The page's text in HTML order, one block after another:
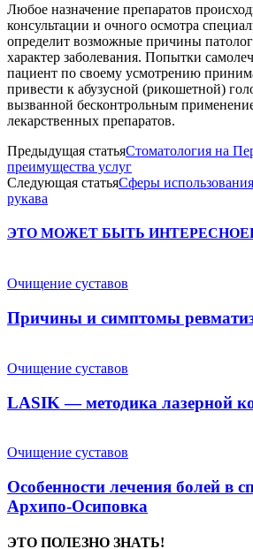
Любое назначение препаратов
консультации и очного осмотра
определит возможные причины
характер заболевания. Попытки
пациент по своему усмотрению
привести к абузусной (рикошетной)
вызванной бесконтрольным
лекарственных препаратов.
Предыдущая статьяСтоматология на
преимущества услуг
Следующая статьяСферы
рукава
ЭТО МОЖЕТ БЫТЬ ИНТЕРЕСНО
Очищение суставов
Причины и симптомы
Очищение суставов
LASIK — методика лазерной
Очищение суставов
Особенности лечения болей в
Архипо-Осиповка
ЭТО ПОЛЕЗНО ЗНАТЬ!